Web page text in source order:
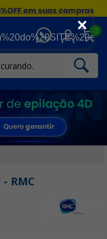
0
RMC